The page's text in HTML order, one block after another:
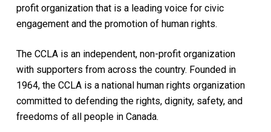
profit organization that is a leading voice for civic
engagement and the promotion of human rights.
The CCLA is an independent, non-profit organization
with supporters from across the country. Founded in
1964, the CCLA is a national human rights organization
committed to defending the rights, dignity, safety, and
freedoms of all people in Canada.